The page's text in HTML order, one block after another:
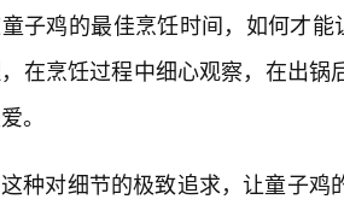
子鸡的最佳烹饪时间，如何才
在烹饪过程中细心观察，在出
。
这种对细节的极致追求，让童子鸡